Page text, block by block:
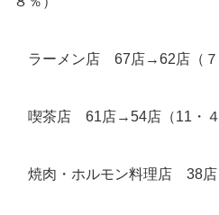
ラーメン店 67店→62店（７
喫茶店 61店→54店（11・４
焼肉・ホルモン料理店 38店